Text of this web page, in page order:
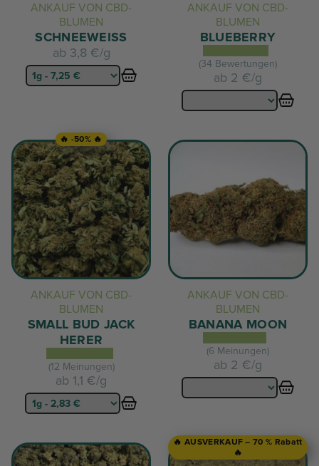
ANKAUF VON CBD-
BLUMEN
SCHNEEWEISS
ab 3,8 €/g
ANKAUF VON CBD-
BLUMEN
BLUEBERRY
(34 Bewertungen)
ab 2 €/g
🔥 -50% 🔥
ANKAUF VON CBD-
BLUMEN
SMALL BUD JACK
HERER
(12 Meinungen)
ab 1,1 €/g
ANKAUF VON CBD-
BLUMEN
BANANA MOON
(6 Meinungen)
ab 2 €/g
🔥 AUSVERKAUF – 70 % Rabatt
🔥